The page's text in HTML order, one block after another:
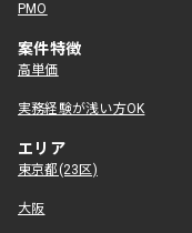
PMO
案件特徴
高単価
実務経験が浅い方OK
エリア
東京都(23区)
大阪